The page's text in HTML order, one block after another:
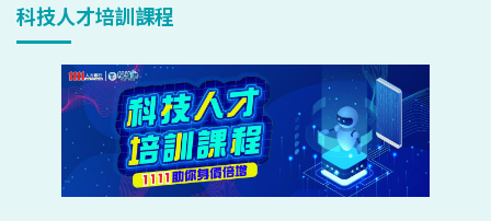
科技人才培訓課程